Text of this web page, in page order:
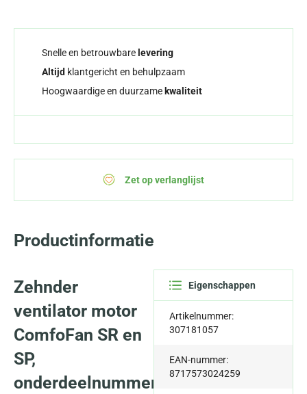
Snelle en betrouwbare levering
Altijd klantgericht en behulpzaam
Hoogwaardige en duurzame kwaliteit
Zet op verlanglijst
Productinformatie
Zehnder
ventilator motor
ComfoFan SR en
SP,
onderdeelnummer
Eigenschappen
Artikelnummer:
307181057
EAN-nummer:
8717573024259